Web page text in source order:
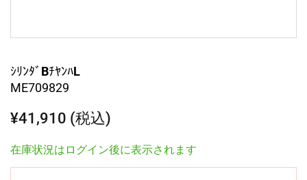
ｼﾘﾝﾀﾞBﾁﾔﾝﾊL
ME709829
¥41,910 (税込)
在庫状況はログイン後に表示されます